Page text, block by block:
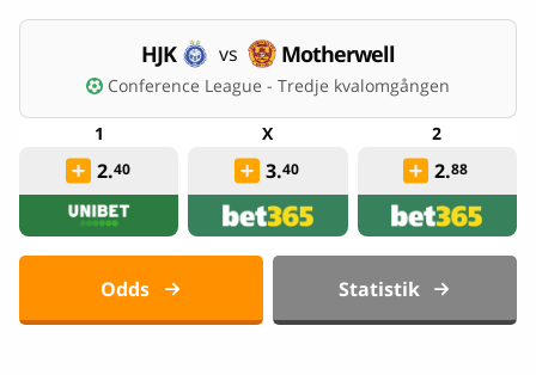
HJK vs Motherwell
Conference League - Tredje kvalomgången
2.40 3.40 2.88
Odds Statistik